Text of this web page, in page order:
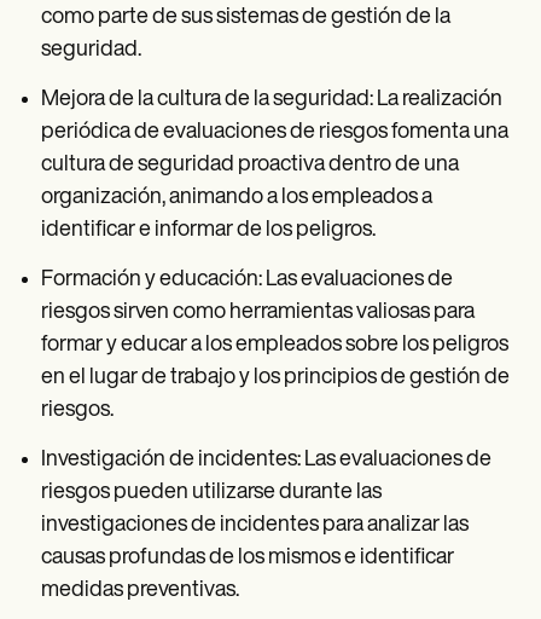
como parte de sus sistemas de gestión de la
seguridad.
Mejora de la cultura de la seguridad: La realización
periódica de evaluaciones de riesgos fomenta una
cultura de seguridad proactiva dentro de una
organización, animando a los empleados a
identificar e informar de los peligros.
Formación y educación: Las evaluaciones de
riesgos sirven como herramientas valiosas para
formar y educar a los empleados sobre los peligros
en el lugar de trabajo y los principios de gestión de
riesgos.
Investigación de incidentes: Las evaluaciones de
riesgos pueden utilizarse durante las
investigaciones de incidentes para analizar las
causas profundas de los mismos e identificar
medidas preventivas.